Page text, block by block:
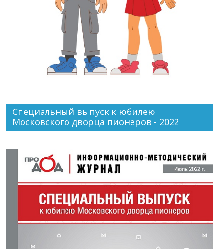
Специальный выпуск к юбилею
Московского дворца пионеров - 2022